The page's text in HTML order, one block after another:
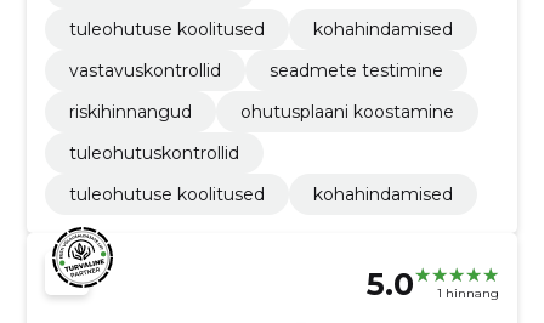
tuleohutuse koolitused
kohahindamised
vastavuskontrollid
seadmete testimine
riskihinnangud
ohutusplaani koostamine
tuleohutuskontrollid
tuleohutuse koolitused
kohahindamised
5.0 1 hinnang